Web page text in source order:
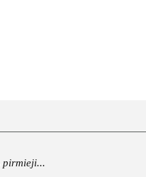
pirmieji...